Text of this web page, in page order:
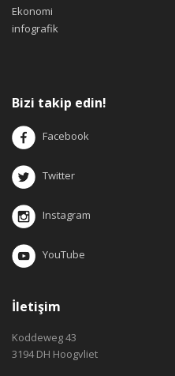
Ekonomi
infografik
Bizi takip edin!
Facebook
Twitter
Instagram
YouTube
İletişim
Koddeweg 43
3194 DH Hoogvliet